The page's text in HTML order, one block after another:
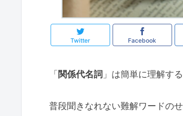
Twitter Facebook
「 関係代名詞 」は簡単に理解す
普段聞きなれない難解ワードの